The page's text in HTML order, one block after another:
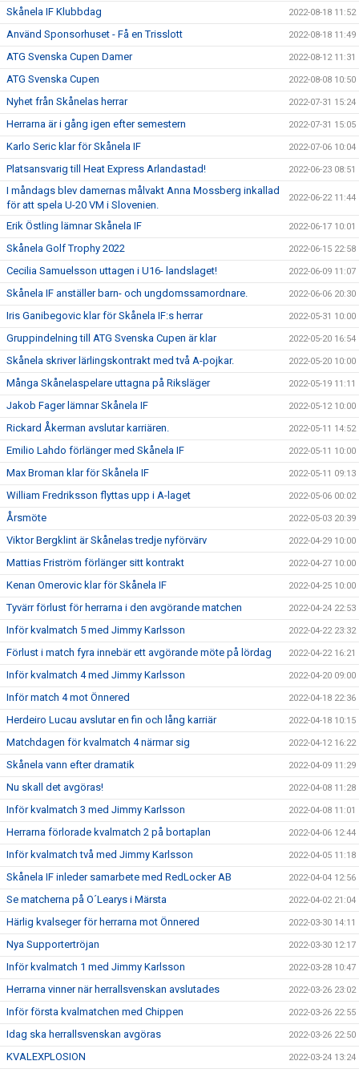
Skånela IF Klubbdag 2022-08-18 11:52
Använd Sponsorhuset - Få en Trisslott 2022-08-18 11:49
ATG Svenska Cupen Damer 2022-08-12 11:31
ATG Svenska Cupen 2022-08-08 10:50
Nyhet från Skånelas herrar 2022-07-31 15:24
Herrarna är i gång igen efter semestern 2022-07-31 15:05
Karlo Seric klar för Skånela IF 2022-07-06 10:04
Platsansvarig till Heat Express Arlandastad! 2022-06-23 08:51
I måndags blev damernas målvakt Anna Mossberg inkallad
för att spela U-20 VM i Slovenien.
2022-06-22 11:44
Erik Östling lämnar Skånela IF 2022-06-17 10:01
Skånela Golf Trophy 2022 2022-06-15 22:58
Cecilia Samuelsson uttagen i U16- landslaget! 2022-06-09 11:07
Skånela IF anställer barn- och ungdomssamordnare. 2022-06-06 20:30
Iris Ganibegovic klar för Skånela IF:s herrar 2022-05-31 10:00
Gruppindelning till ATG Svenska Cupen är klar 2022-05-20 16:54
Skånela skriver lärlingskontrakt med två A-pojkar. 2022-05-20 10:00
Många Skånelaspelare uttagna på Riksläger 2022-05-19 11:11
Jakob Fager lämnar Skånela IF 2022-05-12 10:00
Rickard Åkerman avslutar karriären. 2022-05-11 14:52
Emilio Lahdo förlänger med Skånela IF 2022-05-11 10:00
Max Broman klar för Skånela IF 2022-05-11 09:13
William Fredriksson flyttas upp i A-laget 2022-05-06 00:02
Årsmöte 2022-05-03 20:39
Viktor Bergklint är Skånelas tredje nyförvärv 2022-04-29 10:00
Mattias Friström förlänger sitt kontrakt 2022-04-27 10:00
Kenan Omerovic klar för Skånela IF 2022-04-25 10:00
Tyvärr förlust för herrarna i den avgörande matchen 2022-04-24 22:53
Inför kvalmatch 5 med Jimmy Karlsson 2022-04-22 23:32
Förlust i match fyra innebär ett avgörande möte på lördag 2022-04-22 16:21
Inför kvalmatch 4 med Jimmy Karlsson 2022-04-20 09:00
Inför match 4 mot Önnered 2022-04-18 22:36
Herdeiro Lucau avslutar en fin och lång karriär 2022-04-18 10:15
Matchdagen för kvalmatch 4 närmar sig 2022-04-12 16:22
Skånela vann efter dramatik 2022-04-09 11:29
Nu skall det avgöras! 2022-04-08 11:28
Inför kvalmatch 3 med Jimmy Karlsson 2022-04-08 11:01
Herrarna förlorade kvalmatch 2 på bortaplan 2022-04-06 12:44
Inför kvalmatch två med Jimmy Karlsson 2022-04-05 11:18
Skånela IF inleder samarbete med RedLocker AB 2022-04-04 12:56
Se matcherna på O´Learys i Märsta 2022-04-02 21:04
Härlig kvalseger för herrarna mot Önnered 2022-03-30 14:11
Nya Supportertröjan 2022-03-30 12:17
Inför kvalmatch 1 med Jimmy Karlsson 2022-03-28 10:47
Herrarna vinner när herrallsvenskan avslutades 2022-03-26 23:02
Inför första kvalmatchen med Chippen 2022-03-26 22:55
Idag ska herrallsvenskan avgöras 2022-03-26 22:50
KVALEXPLOSION 2022-03-24 13:24